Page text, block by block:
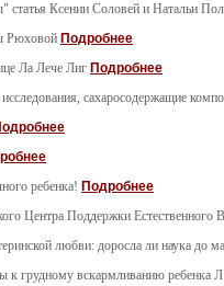
статья Ксении Соловей и Натальи
Рюховой Подробнее
Ла Лече Лиг Подробнее
исследования, сахаросодержащие
ребенка! Подробнее
Центра Поддержки Естественного
любви: доросла ли наука до
к грудному вскармливанию ребенка